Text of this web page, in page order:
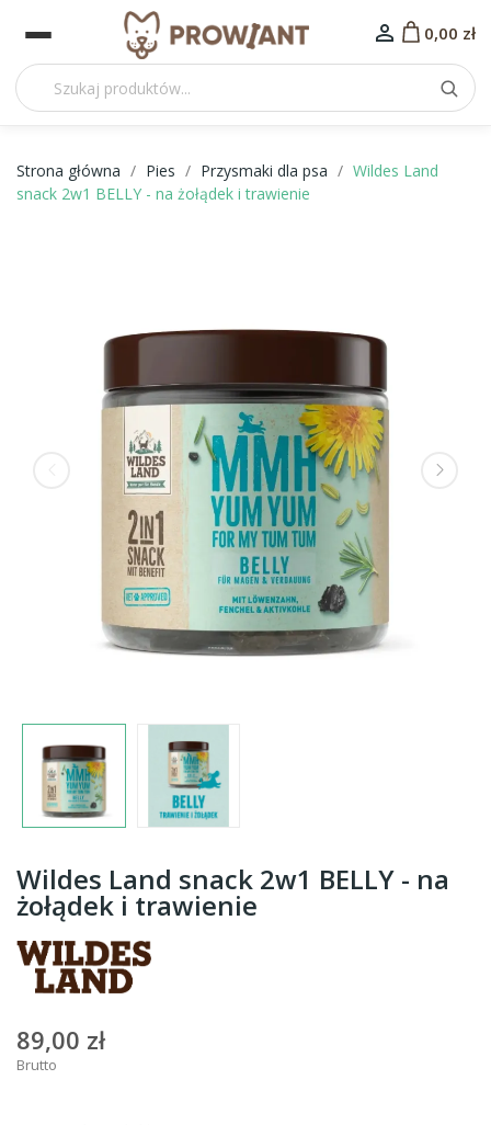
 0,00 zł
Strona główna Pies Przysmaki dla psa
Wildes Land
snack 2w1 BELLY - na żołądek i trawienie
Wildes Land snack 2w1 BELLY - na
żołądek i trawienie
89,00 zł
Brutto